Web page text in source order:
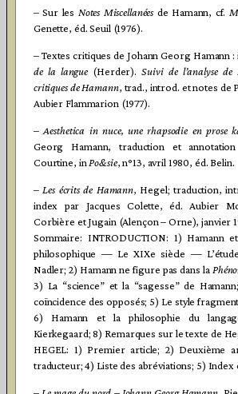
– Sur les Notes Miscellanées de Hamann, cf.
Genette, éd. Seuil (1976).
– Textes critiques de Johann Georg Hamann :
de la langue (Herder). Suivi de l’analyse de
critiques de Hamann, trad., introd. et notes de
Aubier Flammarion (1977).
– Aesthetica in nuce, une rhapsodie en prose
Georg Hamann, traduction et annotation
Courtine, inPo&sie, n°13, avril 1980, éd. Belin.
–Les écrits de Hamann, Hegel; traduction,
index par Jacques Colette, éd. Aubier
Corbière et Jugain (Alençon – Orne), janvier
Sommaire: INTRODUCTION: 1) Hamann
philosophique — Le XIXe siècle —
Nadler; 2) Hamann ne figure pas dans la
3) La “science” et la “sagesse” de
coïncidence des opposés; 5) Le style
6) Hamann et la philosophie du
Kierkegaard; 8) Remarques sur le texte de
HEGEL: 1) Premier article; 2) Deuxième
traducteur; 4) Liste des abréviations; 5) Index